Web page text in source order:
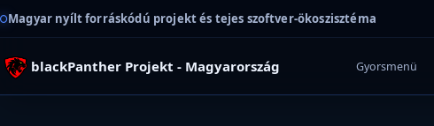
Magyar nyílt forráskódú projekt és tejes szoftver-ökoszisztéma
blackPanther Projekt - Magyarország Gyorsmenü